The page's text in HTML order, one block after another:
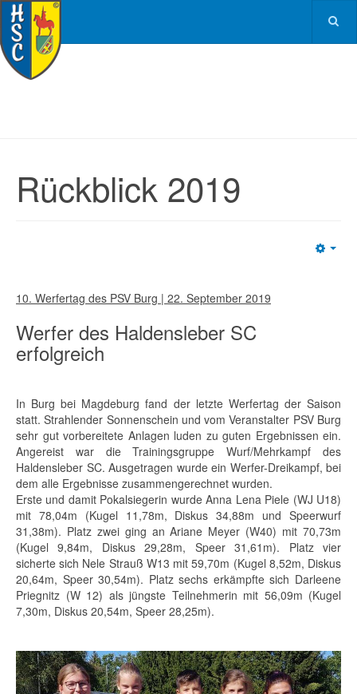
Rückblick 2019
10. Werfertag des PSV Burg | 22. September 2019
Werfer des Haldensleber SC
erfolgreich
In Burg bei Magdeburg fand der letzte Werfertag der Saison
statt. Strahlender Sonnenschein und vom Veranstalter PSV Burg
sehr gut vorbereitete Anlagen luden zu guten Ergebnissen ein.
Angereist war die Trainingsgruppe Wurf/Mehrkampf des
Haldensleber SC. Ausgetragen wurde ein Werfer-Dreikampf, bei
dem alle Ergebnisse zusammengerechnet wurden.
Erste und damit Pokalsiegerin wurde Anna Lena Piele (WJ U18)
mit 78,04m (Kugel 11,78m, Diskus 34,88m und Speerwurf
31,38m). Platz zwei ging an Ariane Meyer (W40) mit 70,73m
(Kugel 9,84m, Diskus 29,28m, Speer 31,61m). Platz vier
sicherte sich Nele Strauß W13 mit 59,70m (Kugel 8,52m, Diskus
20,64m, Speer 30,54m). Platz sechs erkämpfte sich Darleene
Priegnitz (W 12) als jüngste Teilnehmerin mit 56,09m (Kugel
7,30m, Diskus 20,54m, Speer 28,25m).